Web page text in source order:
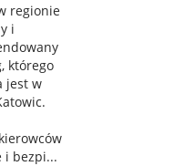
regionie
i
którego
jest w
i bezpi...